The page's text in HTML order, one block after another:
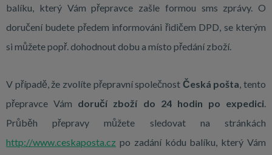
balíku, který Vám přepravce zašle formou sms zprávy. O
doručení budete předem informováni řidičem DPD, se kterým
si můžete popř. dohodnout dobu a místo předání zboží.
V případě, že zvolíte přepravní společnost Česká pošta, tento
přepravce Vám doručí zboží do 24 hodin po expedici.
Průběh přepravy můžete sledovat na stránkách
http://www.ceskaposta.cz po zadání kódu balíku, který Vám